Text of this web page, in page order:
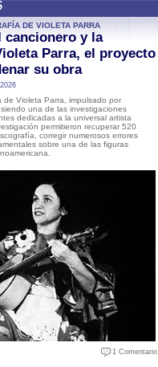
DE VIOLETA PARRA
cancionero y la
Parra, el proyecto
su obra
de Violeta Parra, impulsado por
una de las investigaciones
dedicadas a la universal artista
permitieron recuperar 520
corregir numerosos errores
sobre una de las figuras
1 Comentario